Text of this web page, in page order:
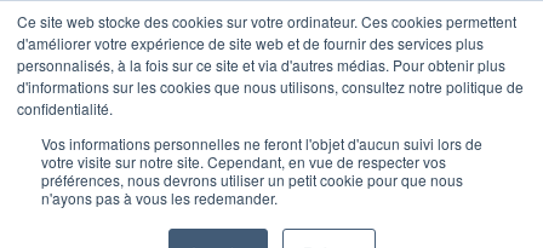
Ce site web stocke des cookies sur votre ordinateur. Ces cookies permettent
d'améliorer votre expérience de site web et de fournir des services plus
personnalisés, à la fois sur ce site et via d'autres médias. Pour obtenir plus
d'informations sur les cookies que nous utilisons, consultez notre politique de
confidentialité.
Vos informations personnelles ne feront l'objet d'aucun suivi lors de
votre visite sur notre site. Cependant, en vue de respecter vos
préférences, nous devrons utiliser un petit cookie pour que nous
n'ayons pas à vous les redemander.
Sep 23, 2024 10:00:00 AM
Navigation SDK de